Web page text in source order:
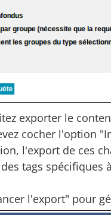
exporter le
cocher l'option
l'export de ces
tags spécifiques
l'export" pour